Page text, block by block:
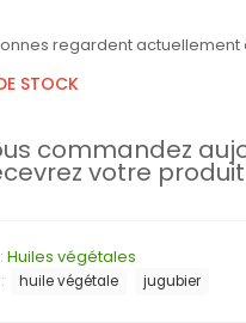
regardent actuellement
STOCK
commandez
votre
Huiles végétales
huile végétale jugubier